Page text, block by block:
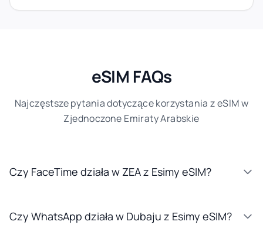
eSIM FAQs
Najczęstsze pytania dotyczące korzystania z eSIM w
Zjednoczone Emiraty Arabskie
Czy FaceTime działa w ZEA z Esimy eSIM?
Czy WhatsApp działa w Dubaju z Esimy eSIM?